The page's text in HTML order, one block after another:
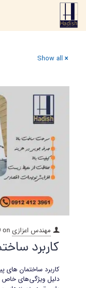
Show all
مهندس اعزازی on
کاربرد
کاربرد ساختمان
دلیل ویژگی‌های خاص